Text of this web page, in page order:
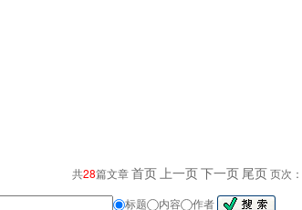
共28篇文章首页上一页下一页 尾页页次：
标题 内容 作者